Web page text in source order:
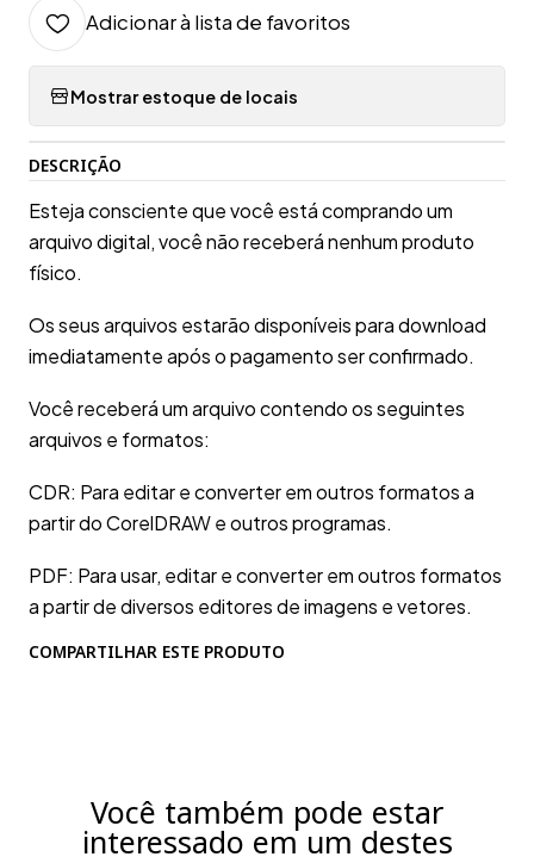
Adicionar à lista de favoritos
Mostrar estoque de locais
DESCRIÇÃO
Esteja consciente que você está comprando um
arquivo digital, você não receberá nenhum produto
físico.
Os seus arquivos estarão disponíveis para download
imediatamente após o pagamento ser confirmado.
Você receberá um arquivo contendo os seguintes
arquivos e formatos:
CDR: Para editar e converter em outros formatos a
partir do CorelDRAW e outros programas.
PDF: Para usar, editar e converter em outros formatos
a partir de diversos editores de imagens e vetores.
COMPARTILHAR ESTE PRODUTO
Você também pode estar
interessado em um destes